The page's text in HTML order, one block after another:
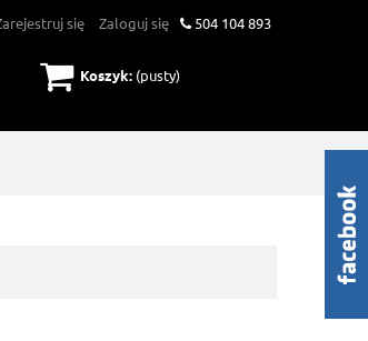
504 104 893
się Zaloguj się
Koszyk: (pusty)